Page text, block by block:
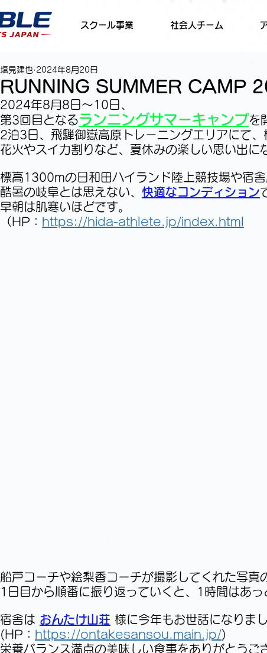
スクール事業 社会人チーム
RUNNING SUMMER CAMP
塩見建也 2024年8月20日
2024年8月8日～10日、
第3回目となるランニングサマーキャンプを
2泊3日、飛騨御嶽高原トレーニングエリアにて、
花火やスイカ割りなど、夏休みの楽しい思い出に
標高1300mの日和田ハイランド陸上競技場や宿舎
酷暑の岐阜とは思えない、 快適なコンディション
早朝は肌寒いほどです。
（HP： https://hida-athlete.jp/index.html
船戸コーチや絵梨香コーチが撮影してくれた写真
1日目から順番に振り返っていくと、1時間はあっ
宿舎は おんたけ山荘 様に今年もお世話になりまし
(HP： https://ontakesansou.main.jp/)
栄養バランス満点の美味しい食事をありがとうご